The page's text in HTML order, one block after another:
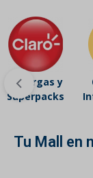
Recargas y
Superpacks
Tu Mall en